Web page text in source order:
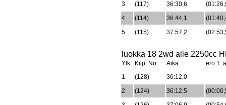
3 (117) 36:30,6
4
(114) 36:44,1
5
(115) 37:57,2
luokka 18 2wd alle 2250cc
Ylk Kilp. No. Aika
ero 1.
1
(128)
36:12,0
2
(124) 36:12,5